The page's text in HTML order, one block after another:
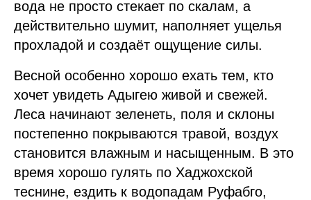
вода не просто стекает по скалам, а
действительно шумит, наполняет ущелья
прохладой и создаёт ощущение силы.
Весной особенно хорошо ехать тем, кто
хочет увидеть Адыгею живой и свежей.
Леса начинают зеленеть, поля и склоны
постепенно покрываются травой, воздух
становится влажным и насыщенным. В это
время хорошо гулять по Хаджохской
теснине, ездить к водопадам Руфабго,